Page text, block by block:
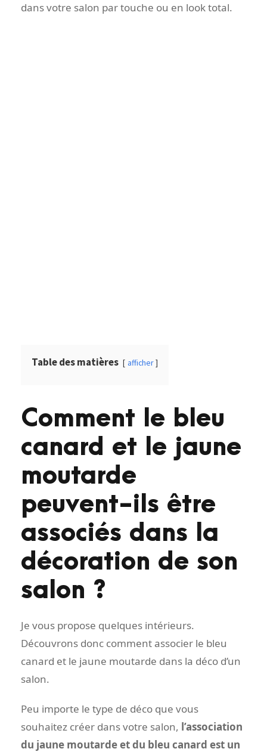
dans votre salon par touche ou en look total.
Table des matières afficher
Comment le bleu
canard et le jaune
moutarde
peuvent-ils être
associés dans la
décoration de son
salon ?
Je vous propose quelques intérieurs.
Découvrons donc comment associer le bleu
canard et le jaune moutarde dans la déco d’un
salon.
Peu importe le type de déco que vous
souhaitez créer dans votre salon, l’association
du jaune moutarde et du bleu canard est un